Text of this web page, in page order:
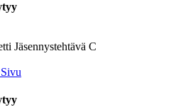
Jäsennystehtävä C
Sivu